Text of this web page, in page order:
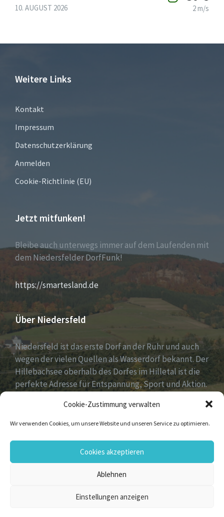
Cookie-Zustimmung verwalten
Wir verwenden Cookies, um unsere Website und unseren Service zu optimieren.
Cookies akzeptieren
Ablehnen
Einstellungen anzeigen
10. AUGUST 2026 2 m/s
Weitere Links
Kontakt
Impressum
Datenschutzerklärung
Anmelden
Cookie-Richtlinie (EU)
Jetzt mitfunken!
Bleibe auch unterwegs immer auf dem Laufenden mit
dem Niedersfelder DorfFunk!
https://smartesland.de
Über Niedersfeld
Niedersfeld ist das erste Dorf an der Ruhr und auch
wegen der vielen Quellen als Wasserdorf bekannt. Der
Hillebachsee oberhalb des Dorfes im Hilletal ist die
perfekte Adresse für Entspannung, Sport und Aktion.
Hochheide, 810 Meter hoch gelegen.
Facebook Flickr Instagram